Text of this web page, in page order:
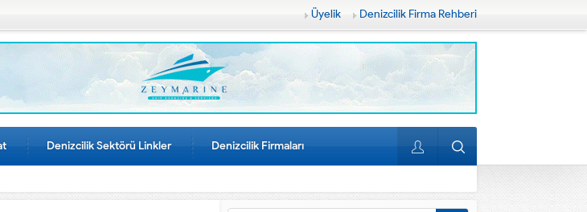
Üyelik Denizcilik Firma Rehberi
Denizcilik Sektörü Linkler Denizcilik Firmaları